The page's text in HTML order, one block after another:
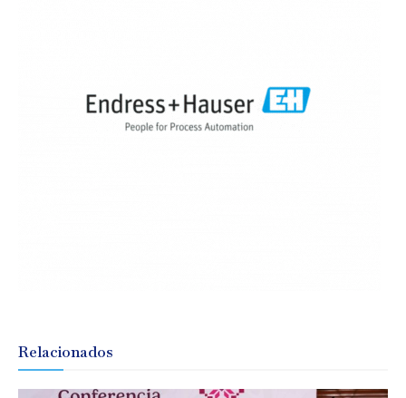
Relacionados